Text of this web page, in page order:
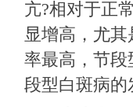
亢?相对于正
显增高，尤
率最高，节
段型白斑病